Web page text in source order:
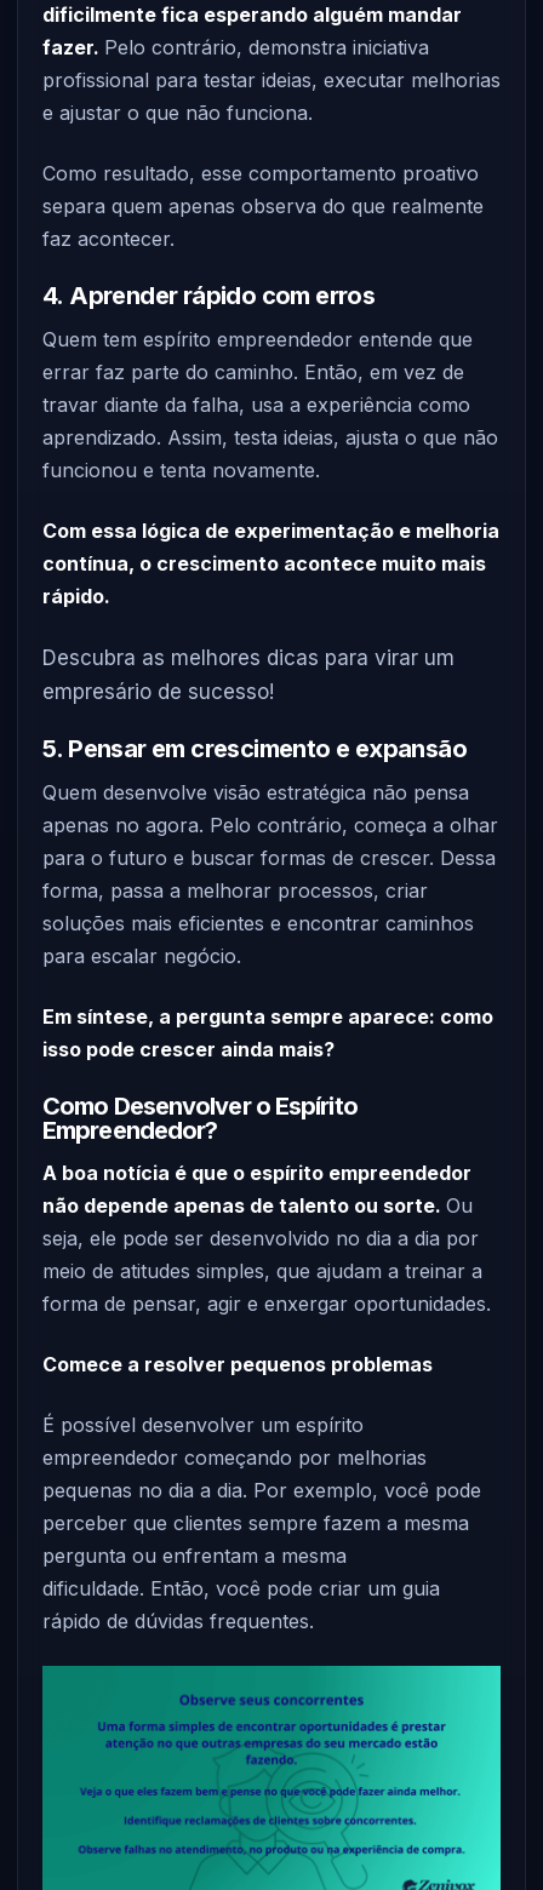
dificilmente fica esperando alguém mandar
fazer. Pelo contrário, demonstra iniciativa
profissional para testar ideias, executar melhorias
e ajustar o que não funciona.
Como resultado, esse comportamento proativo
separa quem apenas observa do que realmente
faz acontecer.
4. Aprender rápido com erros
Quem tem espírito empreendedor entende que
errar faz parte do caminho. Então, em vez de
travar diante da falha, usa a experiência como
aprendizado. Assim, testa ideias, ajusta o que não
funcionou e tenta novamente.
Com essa lógica de experimentação e melhoria
contínua, o crescimento acontece muito mais
rápido.
Descubra as melhores dicas para virar um
empresário de sucesso!
5. Pensar em crescimento e expansão
Quem desenvolve visão estratégica não pensa
apenas no agora. Pelo contrário, começa a olhar
para o futuro e buscar formas de crescer. Dessa
forma, passa a melhorar processos, criar
soluções mais eficientes e encontrar caminhos
para escalar negócio.
Em síntese, a pergunta sempre aparece: como
isso pode crescer ainda mais?
Como Desenvolver o Espírito
Empreendedor?
A boa notícia é que o espírito empreendedor
não depende apenas de talento ou sorte. Ou
seja, ele pode ser desenvolvido no dia a dia por
meio de atitudes simples, que ajudam a treinar a
forma de pensar, agir e enxergar oportunidades.
Comece a resolver pequenos problemas
É possível desenvolver um espírito
empreendedor começando por melhorias
pequenas no dia a dia. Por exemplo, você pode
perceber que clientes sempre fazem a mesma
pergunta ou enfrentam a mesma
dificuldade. Então, você pode criar um guia
rápido de dúvidas frequentes.